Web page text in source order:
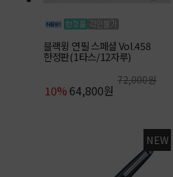
블랙윙 연필 스페셜 Vol.458
한정판(1타스/12자루)
10% 64,800원
72,000원
NEW